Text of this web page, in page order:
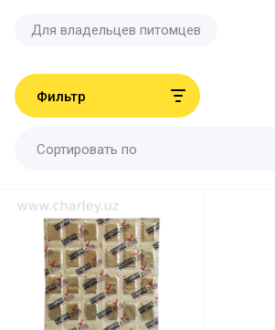
Для владельцев питомцев
Фильтр
Сортировать по